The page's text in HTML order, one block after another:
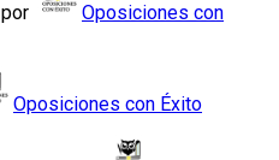
por
Oposiciones con
Oposiciones con Éxito